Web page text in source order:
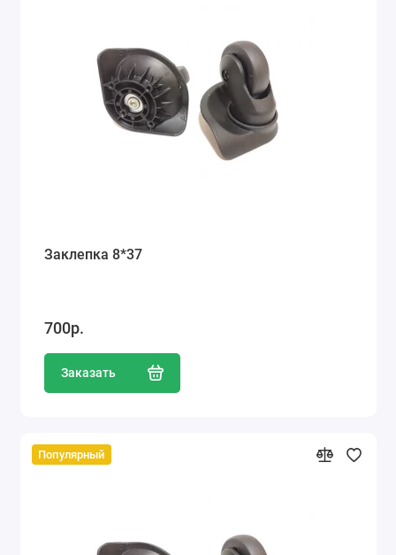
Заклепка 8*37
700р.
Заказать
Популярный